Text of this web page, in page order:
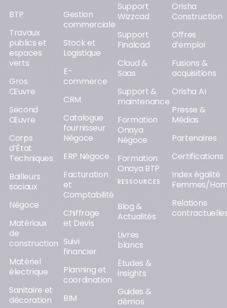
BTP
Travaux
publics et
espaces
verts
Gros
Œuvre
Second
Œuvre
Corps
d’État
Techniques
Bailleurs
sociaux
Négoce
Matériaux
de
construction
Matériel
électrique
Sanitaire et
décoration
Gestion
commerciale
Stock et
Logistique
E-
commerce
CRM
Catalogue
fournisseur
Négoce
ERP Négoce
Facturation
et
Comptabilité
Chiffrage
et Devis
Suivi
financier
Planning et
coordination
BIM
Support
Wizzcad
Support
Finalcad
Cloud &
Saas
Support &
maintenance
Formation
Onaya
Négoce
Formation
Onaya BTP
RESSOURCES
Blog &
Actualités
Livres
blancs
Études &
insights
Guides &
démos
Orisha
Construction
Offres
d’emploi
Fusions &
acquisitions
Orisha AI
Presse &
Médias
Partenaires
Certifications
Index égalité
Femmes/
Relations